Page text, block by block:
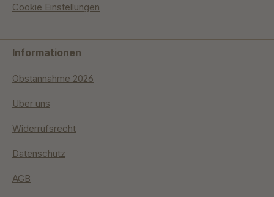
Cookie Einstellungen
Informationen
Obstannahme 2026
Über uns
Widerrufsrecht
Datenschutz
AGB